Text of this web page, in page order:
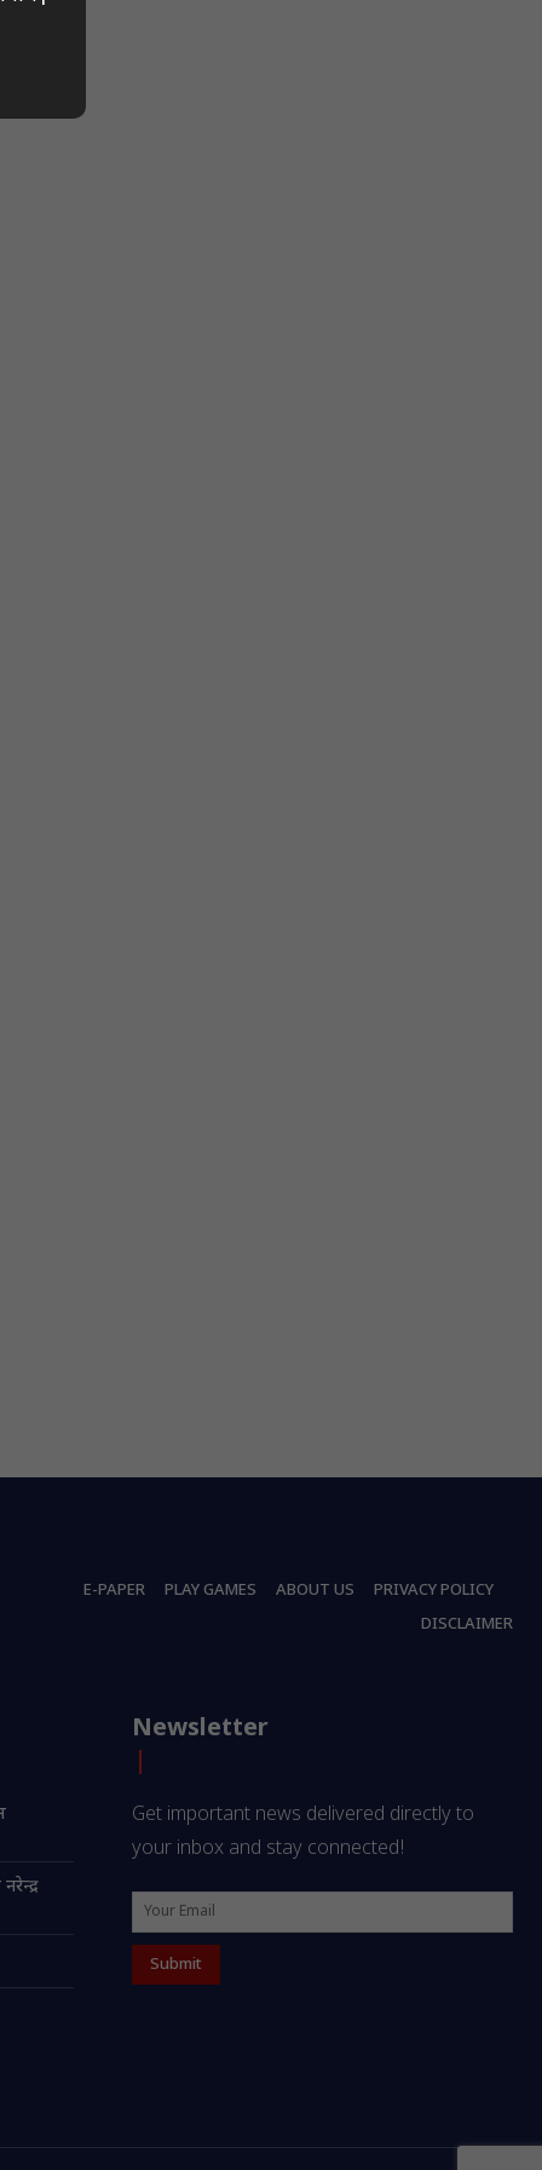
E-PAPER PLAY GAMES ABOUT US
PRIVACY POLICY
DISCLAIMER
Newsletter
Get important news delivered directly to
your inbox and stay connected!